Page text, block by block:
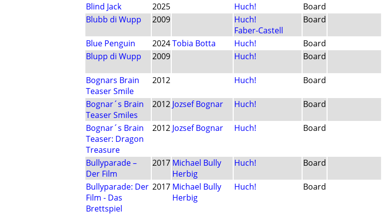
Blind Jack
2025 Huch! Board
Blubb di Wupp
2009
Huch!
Faber-Castell
Board
Blue Penguin
2024Tobia Botta Huch! Board
Blupp di Wupp
2009 Huch! Board
Bognars Brain
Teaser Smile
2012 Huch! Board
Bognar´s Brain
Teaser Smiles
2012 Jozsef Bognar Huch! Board
Bognar´s Brain
Teaser: Dragon
Treasure
2012 Jozsef Bognar Huch! Board
Bullyparade –
Der Film
2017 Michael Bully
Herbig
Huch! Board
Bullyparade: Der
Film - Das
Brettspiel
2017 Michael Bully
Herbig
Huch! Board